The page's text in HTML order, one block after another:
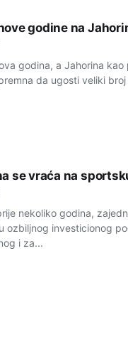
godine na
godina, a Jahorina
da ugosti veliki
se vraća na
nekoliko godina,
ozbiljnog investicionog
i za...